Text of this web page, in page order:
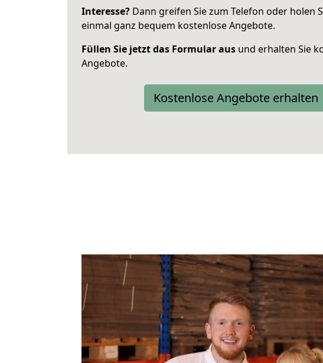
Interesse? Dann greifen Sie zum Telefon oder holen
einmal ganz bequem kostenlose Angebote.
Füllen Sie jetzt das Formular aus und erhalten Sie
Angebote.
Kostenlose Angebote erhalten